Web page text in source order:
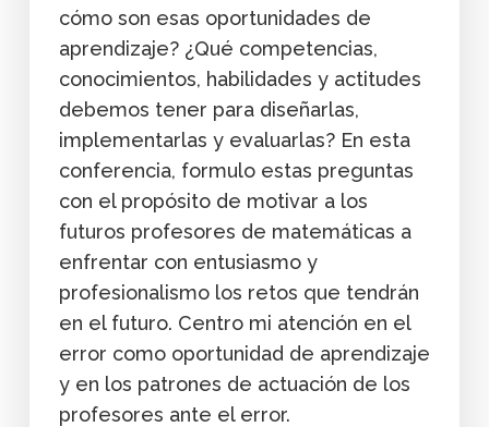
cómo son esas oportunidades de
aprendizaje? ¿Qué competencias,
conocimientos, habilidades y actitudes
debemos tener para diseñarlas,
implementarlas y evaluarlas? En esta
conferencia, formulo estas preguntas
con el propósito de motivar a los
futuros profesores de matemáticas a
enfrentar con entusiasmo y
profesionalismo los retos que tendrán
en el futuro. Centro mi atención en el
error como oportunidad de aprendizaje
y en los patrones de actuación de los
profesores ante el error.